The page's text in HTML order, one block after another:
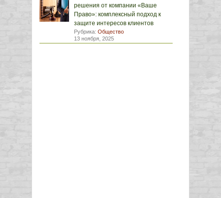
решения от компании «Ваше
Право»: комплексный подход к
защите интересов клиентов
Рубрика: Общество
13 ноября, 2025